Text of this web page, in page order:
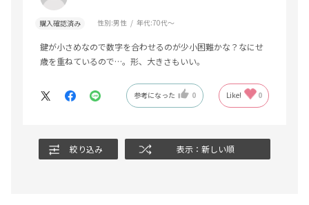
購入確認済み 性別:男性 年代:70代～
鍵が小さめなので数字を合わせるのが少小困難かな？なにせ
歳を重ねているので…。形、大きさもいい。
参考になった 0 Like! 0
絞り込み 表示：新しい順